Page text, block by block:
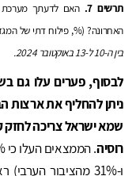
תרשים 7.
האם לדעתך מערכת
האחרונה? (%, פילוח דתי של
בין ה-10 ל-13 באוקטובר 2024.
ניתן להחליף את ארצות
שמא ישראל צריכה לחזק
רוסיה
ו-31% מהציבור